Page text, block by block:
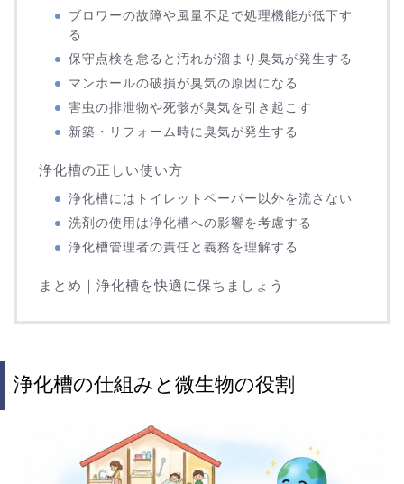
ブロワーの故障や風量不足で処理機能が低下す
る
保守点検を怠ると汚れが溜まり臭気が発生する
マンホールの破損が臭気の原因になる
害虫の排泄物や死骸が臭気を引き起こす
新築・リフォーム時に臭気が発生する
浄化槽の正しい使い方
浄化槽にはトイレットペーパー以外を流さない
洗剤の使用は浄化槽への影響を考慮する
浄化槽管理者の責任と義務を理解する
まとめ｜浄化槽を快適に保ちましょう
浄化槽の仕組みと微生物の役割